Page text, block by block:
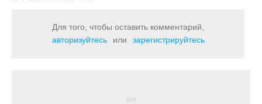
Для того, чтобы оставить комментарий,
авторизуйтесь
или зарегистрируйтесь